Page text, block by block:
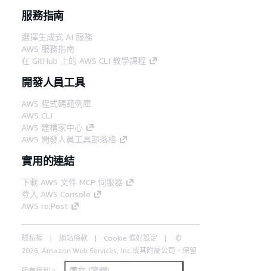
服務指南
選擇生成式 AI 服務
AWS 服務指南
在 GitHub 上的 AWS CLI 教學課程
開發人員工具
AWS 程式碼範例庫
AWS CLI
AWS 建構家中心
AWS 開發人員工具部落格
實用的連結
下載 AWS 文件 MCP 伺服器
登入 AWS Console
AWS re:Post
隱私權 網站條款 Cookie 偏好設定
©
2026, Amazon Web Services, Inc.或其附屬公司。保留